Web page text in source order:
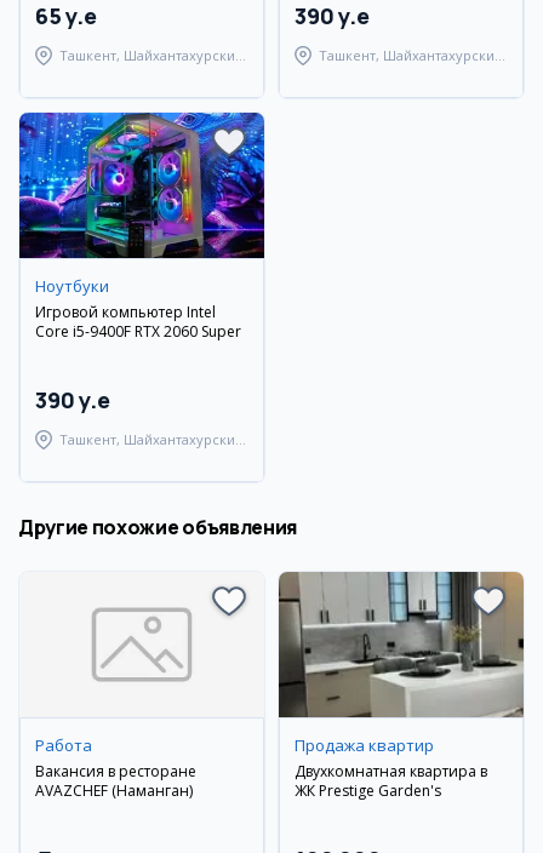
65 y.e
Ташкент, Шайхантахурский
390 y.e
Ташкент, Шайхантахурский
Ноутбуки
Игровой компьютер Intel
Core i5-9400F RTX 2060 Super
390 y.e
Ташкент, Шайхантахурский
Другие похожие объявления
Работа
Вакансия в ресторане
AVAZCHEF (Наманган)
Продажа квартир
Двухкомнатная квартира в
ЖК Prestige Garden's